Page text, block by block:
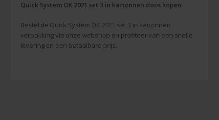
Quick System OK 2021 set 3 in kartonnen doos kopen
Bestel de Quick System OK 2021 set 3 in kartonnen
verpakking via onze webshop en profiteer van een snelle
levering en een betaalbare prijs.